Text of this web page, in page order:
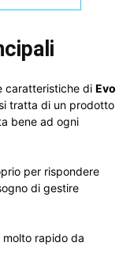
caratteristiche di Evo
tratta di un prodotto
bene ad ogni
per rispondere
di gestire
molto rapido da